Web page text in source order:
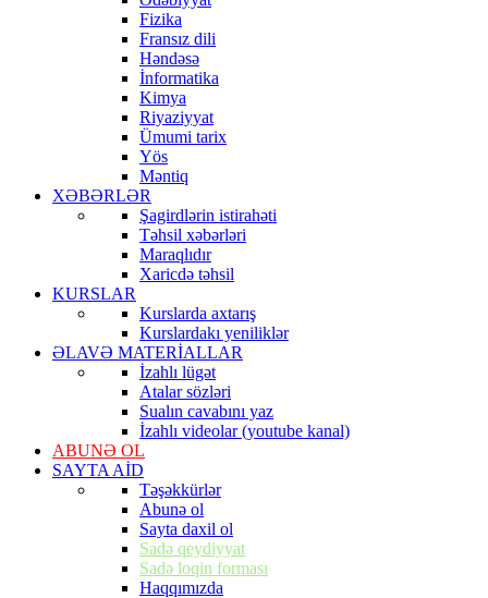
Fizika
Fransız dili
Həndəsə
İnformatika
Kimya
Riyaziyyat
Ümumi tarix
Yös
Məntiq
XƏBƏRLƏR
Şagirdlərin istirahəti
Təhsil xəbərləri
Maraqlıdır
Xaricdə təhsil
KURSLAR
Kurslarda axtarış
Kurslardakı yeniliklər
ƏLAVƏ MATERİALLAR
İzahlı lügət
Atalar sözləri
Sualın cavabını yaz
İzahlı videolar (youtube kanal)
ABUNƏ OL
SAYTA AİD
Təşəkkürlər
Abunə ol
Sayta daxil ol
Sadə qeydiyyat
Sadə loqin forması
Haqqımızda